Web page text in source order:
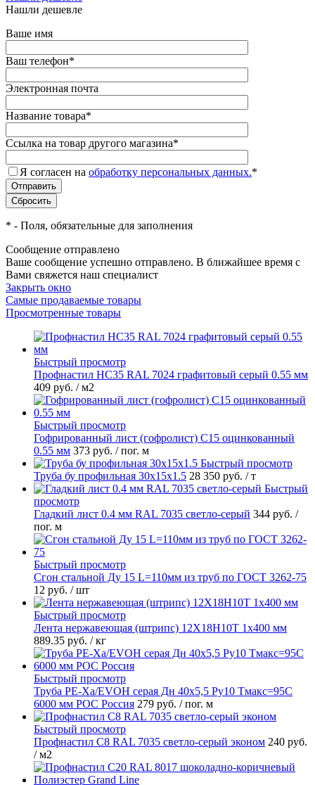
Нашли дешевле
Ваше имя
Ваш телефон*
Электронная почта
Название товара*
Ссылка на товар другого магазина*
Я согласен на обработку персональных данных.*
* - Поля, обязательные для заполнения
Сообщение отправлено
Ваше сообщение успешно отправлено. В ближайшее время с
Вами свяжется наш специалист
Закрыть окно
Самые продаваемые товары
Просмотренные товары
Быстрый просмотр
Профнастил НС35 RAL 7024 графитовый серый 0.55 мм
409 руб. / м2
Быстрый просмотр
Гофрированный лист (гофролист) С15 оцинкованный
0.55 мм 373 руб. / пог. м
Быстрый просмотр
Труба бу профильная 30х15х1.5 28 350 руб. / т
Быстрый
просмотр
Гладкий лист 0.4 мм RAL 7035 светло-серый 344 руб. /
пог. м
Быстрый просмотр
Сгон стальной Ду 15 L=110мм из труб по ГОСТ 3262-75
12 руб. / шт
Быстрый просмотр
Лента нержавеющая (штрипс) 12Х18Н10Т 1х400 мм
889.35 руб. / кг
Быстрый просмотр
Труба PE-Xa/EVOH серая Дн 40х5,5 Ру10 Тмакс=95C
6000 мм РОС Россия 279 руб. / пог. м
Быстрый просмотр
Профнастил С8 RAL 7035 светло-серый эконом 240 руб.
/ м2